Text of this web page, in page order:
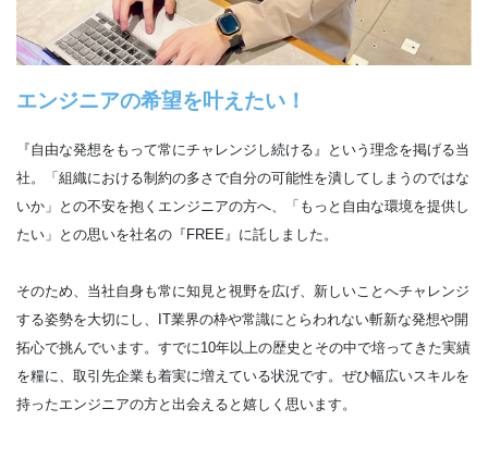
エンジニアの希望を叶えたい！
『自由な発想をもって常にチャレンジし続ける』という理念を掲げる当
社。「組織における制約の多さで自分の可能性を潰してしまうのではな
いか」との不安を抱くエンジニアの方へ、「もっと自由な環境を提供し
たい」との思いを社名の『FREE』に託しました。
そのため、当社自身も常に知見と視野を広げ、新しいことへチャレンジ
する姿勢を大切にし、IT業界の枠や常識にとらわれない斬新な発想や開
拓心で挑んでいます。すでに10年以上の歴史とその中で培ってきた実績
を糧に、取引先企業も着実に増えている状況です。ぜひ幅広いスキルを
持ったエンジニアの方と出会えると嬉しく思います。